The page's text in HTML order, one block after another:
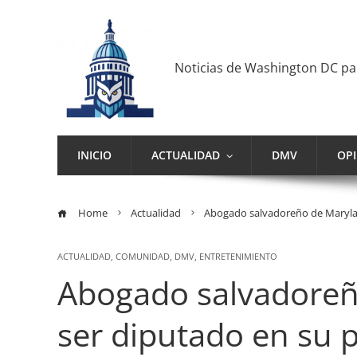
Noticias de Washington DC
INICIO ACTUALIDAD DMV
Home Actualidad Abogado salvadoreño de
ACTUALIDAD, COMUNIDAD, DMV, ENTRETENIMIENTO
Abogado
ser diputado en su